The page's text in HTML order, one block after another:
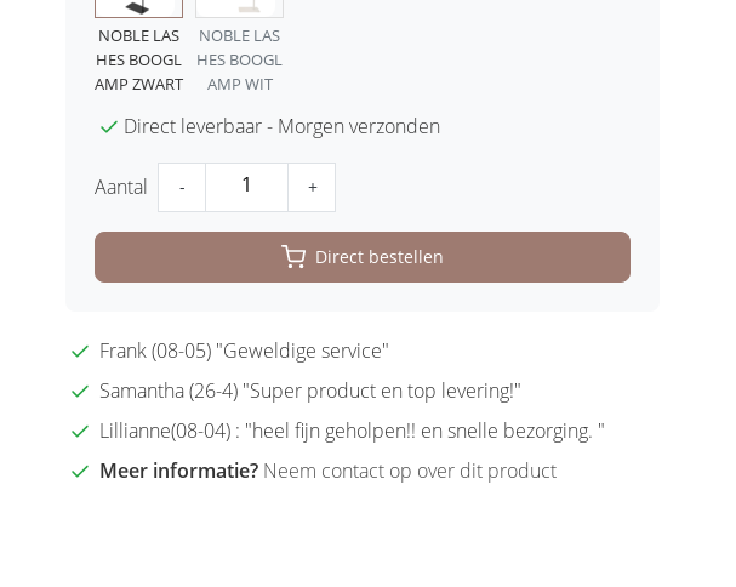
NOBLE LAS
HES BOOGL
AMP ZWART
NOBLE LAS
HES BOOGL
AMP WIT
Direct leverbaar - Morgen verzonden
Aantal - +
Direct bestellen
Frank (08-05) "Geweldige service"
Samantha (26-4) "Super product en top levering!"
Lillianne(08-04) : "heel fijn geholpen!! en snelle bezorging. "
Meer informatie? Neem contact op over dit product